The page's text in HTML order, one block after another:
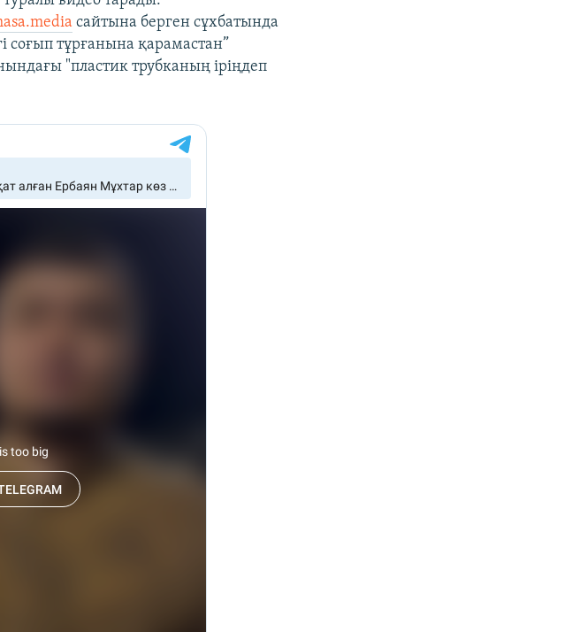
сайтына берген сұхбатында
тұрғанына қарамастан”
"пластик трубканың іріңдеп